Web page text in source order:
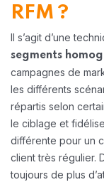
RFM ?
Il s’agit d’une
segments
campagnes de
les différents
répartis selon
le ciblage et
différente pour un
client très régulier.
toujours de plus